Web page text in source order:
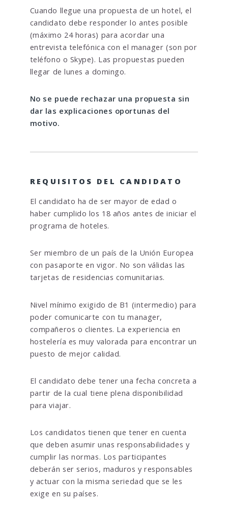
Cuando llegue una propuesta de un hotel, el
candidato debe responder lo antes posible
(máximo 24 horas) para acordar una
entrevista telefónica con el manager (son por
teléfono o Skype). Las propuestas pueden
llegar de lunes a domingo.
No se puede rechazar una propuesta sin
dar las explicaciones oportunas del
motivo.
REQUISITOS DEL CANDIDATO
El candidato ha de ser mayor de edad o
haber cumplido los 18 años antes de iniciar el
programa de hoteles.
Ser miembro de un país de la Unión Europea
con pasaporte en vigor. No son válidas las
tarjetas de residencias comunitarias.
Nivel mínimo exigido de B1 (intermedio) para
poder comunicarte con tu manager,
compañeros o clientes. La experiencia en
hostelería es muy valorada para encontrar un
puesto de mejor calidad.
El candidato debe tener una fecha concreta a
partir de la cual tiene plena disponibilidad
para viajar.
Los candidatos tienen que tener en cuenta
que deben asumir unas responsabilidades y
cumplir las normas. Los participantes
deberán ser serios, maduros y responsables
y actuar con la misma seriedad que se les
exige en su países.